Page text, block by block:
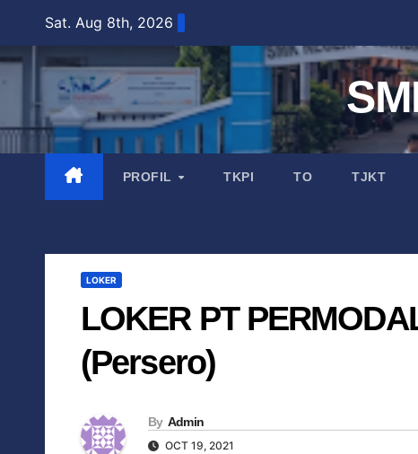
Sat. Aug 8th, 2026
PROFIL TKPI TO TJKT
LOKER
LOKER PT
(Persero)
By Admin
OCT 19, 2021